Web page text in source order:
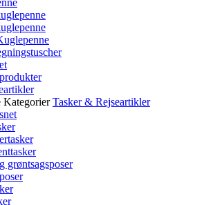
Tasker & Rejseartikler
grøntsagsposer